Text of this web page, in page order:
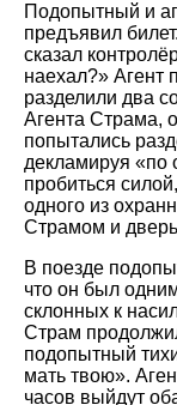
Подопытный и
предъявил
сказал
наехал?» Агент
разделили два
Агента Страма,
попытались
декламируя «по
пробиться
одного из
Страмом и
В поезде
что он был
склонных к
Страм
подопытный
мать твою».
часов выйдут